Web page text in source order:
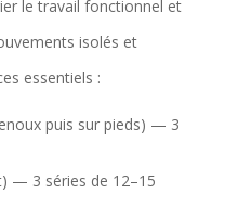
le travail fonctionnel et
isolés et
essentiels :
puis sur pieds) — 3
— 3 séries de 12–15